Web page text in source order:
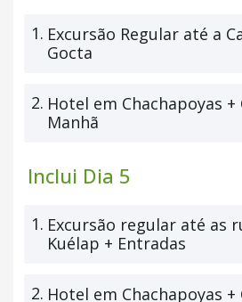
1. Excursão Regular até a
Gocta
2. Hotel em Chachapoyas +
Manhã
Inclui Dia 5
1. Excursão regular até as
Kuélap + Entradas
2. Hotel em Chachapoyas +